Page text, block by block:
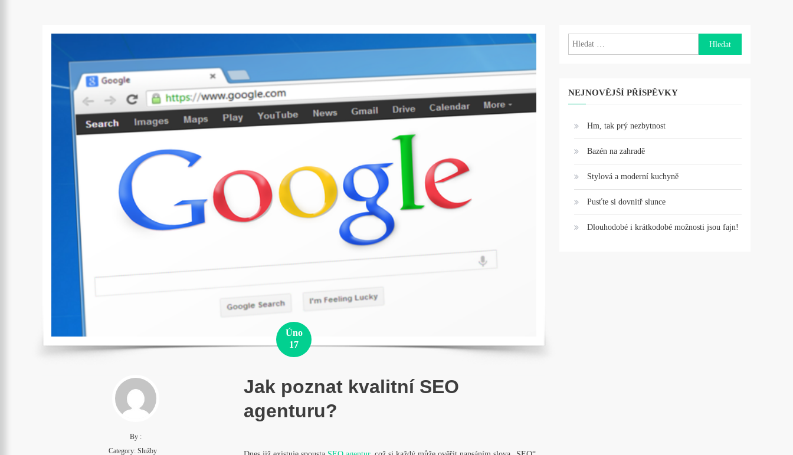
Úno
17
Jak poznat kvalitní SEO
agenturu?
By :
Category: Služby
Vyhledávání
NEJNOVĚJŠÍ PŘÍSPĚVKY
Hm, tak prý nezbytnost
Bazén na zahradě
Stylová a moderní kuchyně
Pusťte si dovnitř slunce
Dlouhodobé i krátkodobé možnosti jsou fajn!